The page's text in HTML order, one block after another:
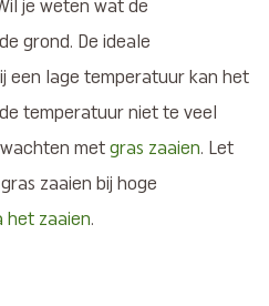
je weten wat de
grond. De ideale
een lage temperatuur kan het
temperatuur niet te veel
met gras zaaien. Let
zaaien bij hoge
het zaaien.